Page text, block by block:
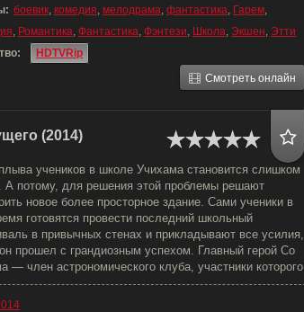
боевик, комедия, мелодрама, фантастика, Гарем,
, Романтика, Фантастика, Фэнтези, Школа, Экшен, Этти
HDTVRip
Смотреть онлайн
(2014)
учеников в школе Учихама становится слишком
А потому, для решения этой проблемы решают
новое более просторное здание. Сами ученики в
готовятся провести последний школьный
в привычных стенах и прикладывают все усилия,
прошел с грандиозным успехом. Главный герой Со
— член астрономического клуба, участники которого